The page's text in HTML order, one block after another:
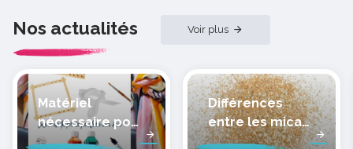
Nos actualités Voir plus
Matériel
nécessaire pour
peindre la soie
Différences
entre les micas
des pâtes